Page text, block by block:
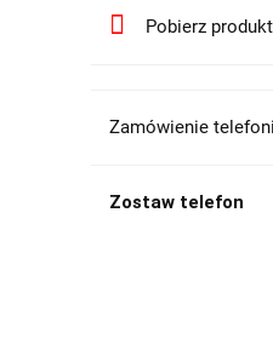
Pobierz
Zamówienie
Zostaw telefon